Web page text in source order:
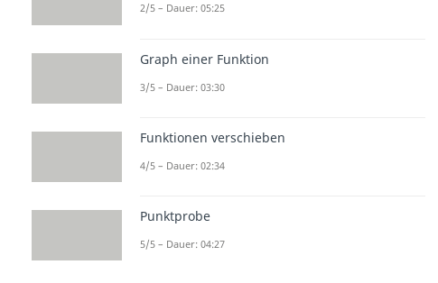
2/5 – Dauer: 05:25
Graph einer Funktion
3/5 – Dauer: 03:30
Funktionen verschieben
4/5 – Dauer: 02:34
Punktprobe
5/5 – Dauer: 04:27